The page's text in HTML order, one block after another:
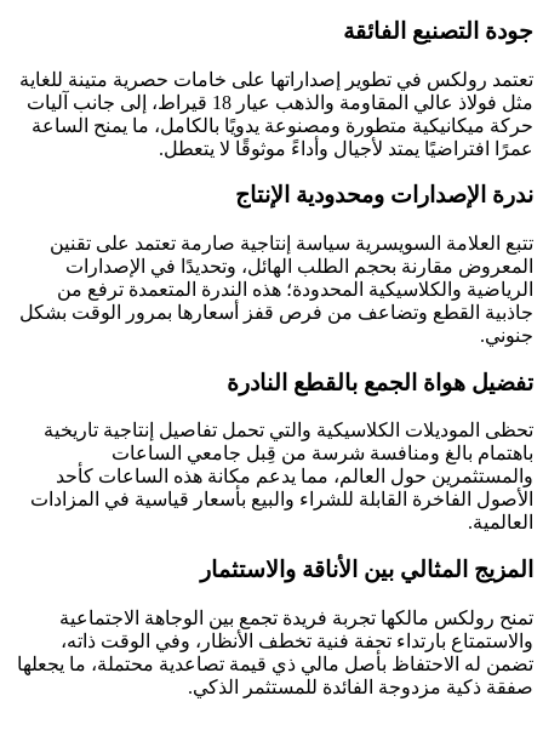
جودة التصنيع الفائقة
تعتمد رولكس في تطوير إصداراتها على خامات حصرية متينة للغاية
مثل فولاذ عالي المقاومة والذهب عيار 18 قيراط، إلى جانب آليات
حركة ميكانيكية متطورة ومصنوعة يدويًا بالكامل، ما يمنح الساعة
عمرًا افتراضيًا يمتد لأجيال وأداءً موثوقًا لا يتعطل.
ندرة الإصدارات ومحدودية الإنتاج
تتبع العلامة السويسرية سياسة إنتاجية صارمة تعتمد على تقنين
المعروض مقارنة بحجم الطلب الهائل، وتحديدًا في الإصدارات
الرياضية والكلاسيكية المحدودة؛ هذه الندرة المتعمدة ترفع من
جاذبية القطع وتضاعف من فرص قفز أسعارها بمرور الوقت بشكل
جنوني.
تفضيل هواة الجمع بالقطع النادرة
تحظى الموديلات الكلاسيكية والتي تحمل تفاصيل إنتاجية تاريخية
باهتمام بالغ ومنافسة شرسة من قِبل جامعي الساعات
والمستثمرين حول العالم، مما يدعم مكانة هذه الساعات كأحد
الأصول الفاخرة القابلة للشراء والبيع بأسعار قياسية في المزادات
العالمية.
المزيج المثالي بين الأناقة والاستثمار
تمنح رولكس مالكها تجربة فريدة تجمع بين الوجاهة الاجتماعية
والاستمتاع بارتداء تحفة فنية تخطف الأنظار، وفي الوقت ذاته،
تضمن له الاحتفاظ بأصل مالي ذي قيمة تصاعدية محتملة، ما يجعلها
صفقة ذكية مزدوجة الفائدة للمستثمر الذكي.